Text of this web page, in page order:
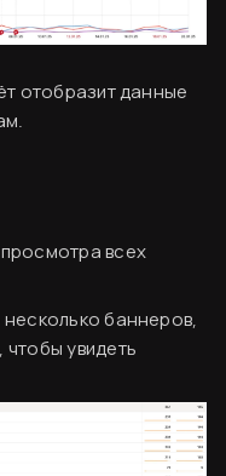
отобразит данные
всех
баннеров,
увидеть